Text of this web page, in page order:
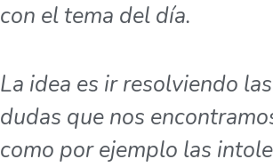
con el tema del día.
La idea es ir resolviendo
dudas que nos
como por ejemplo las